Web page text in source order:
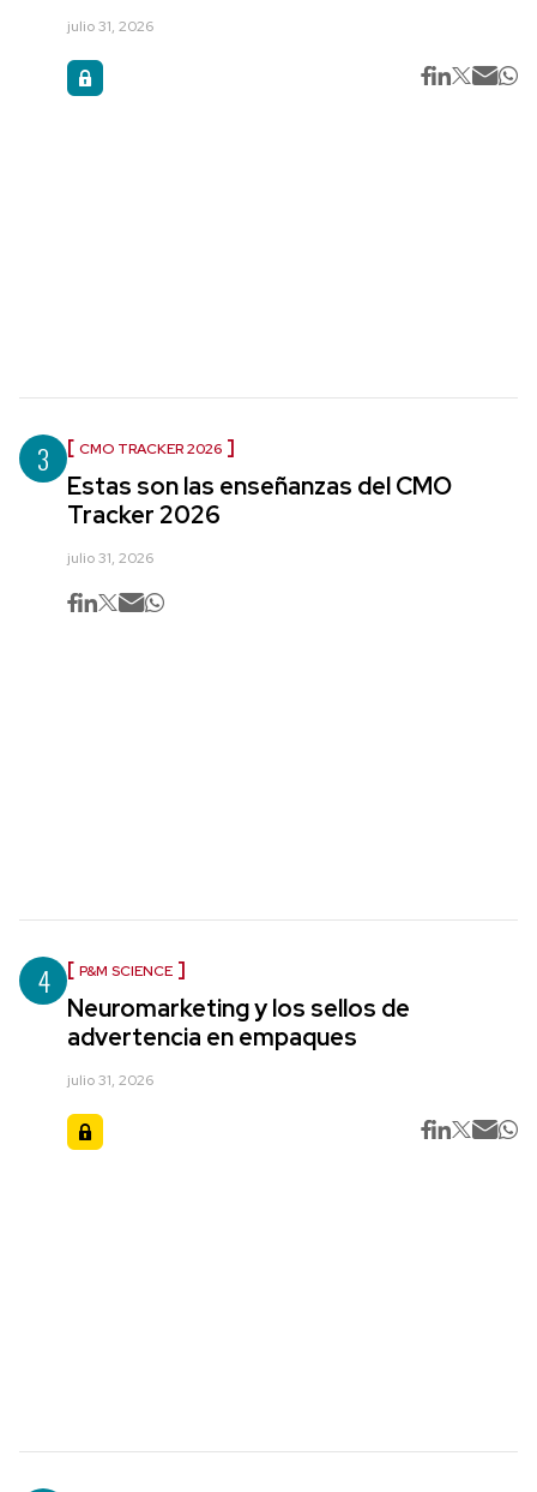
julio 31, 2026
3 CMO TRACKER 2026
Estas son las enseñanzas del CMO
Tracker 2026
julio 31, 2026
4 P&M SCIENCE
Neuromarketing y los sellos de
advertencia en empaques
julio 31, 2026